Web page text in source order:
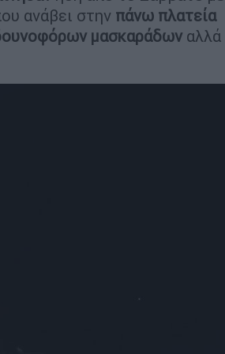
ανάβει στην πάνω πλατεία
μασκαράδων αλλά